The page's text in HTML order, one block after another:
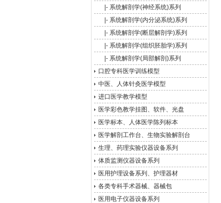
|- 系统解剖学(神经系统)系列
|- 系统解剖学(内分泌系统)系列
|- 系统解剖学(断层解剖学)系列
|- 系统解剖学(组织胚胎学)系列
|- 系统解剖学(局部解剖)系列
口腔专科医学训练模型
中医、人体针灸医学模型
进口医学教学模型
医学彩色教学挂图、软件、光盘
医学标本、人体医学陈列标本
医学解剖工作台、生物实验解剖台
生理、药理实验仪器设备系列
体质监测仪器设备系列
医用护理设备系列、护理器材
各类专科手术器械、器械包
医用电子仪器设备系列